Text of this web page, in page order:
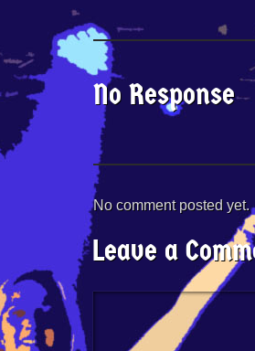
No Response
No comment posted yet.
Leave a